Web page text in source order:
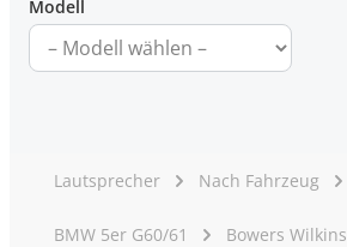
Modell
Lautsprecher Nach Fahrzeug
BMW 5er G60/61 Bowers Wilkins